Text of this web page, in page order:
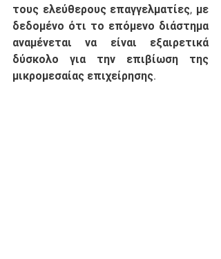
τους ελεύθερους επαγγελματίες, με
δεδομένο ότι το επόμενο διάστημα
αναμένεται να είναι εξαιρετικά
δύσκολο για την επιβίωση της
μικρομεσαίας επιχείρησης.